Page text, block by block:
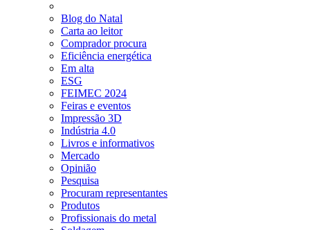
Blog do Natal
Carta ao leitor
Comprador procura
Eficiência energética
Em alta
ESG
FEIMEC 2024
Feiras e eventos
Impressão 3D
Indústria 4.0
Livros e informativos
Mercado
Opinião
Pesquisa
Procuram representantes
Produtos
Profissionais do metal